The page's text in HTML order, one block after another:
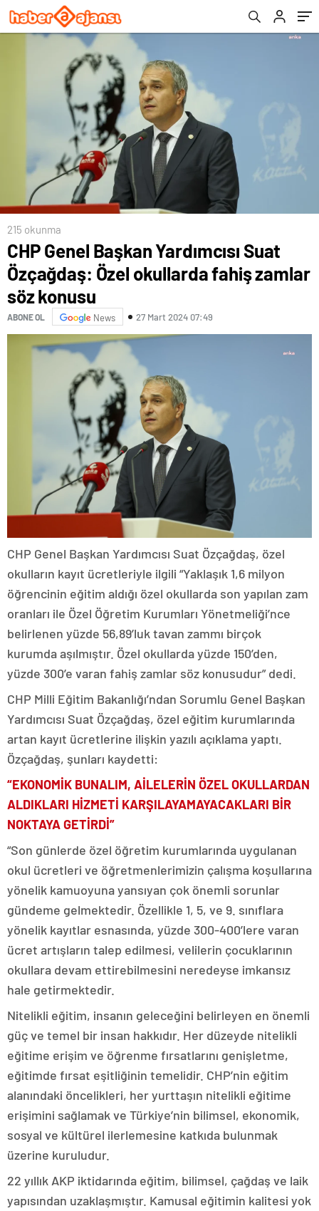
konusu
215 okunma
CHP Genel Başkan Yardımcısı Suat
Özçağdaş: Özel okullarda fahiş zamlar
söz konusu
ABONE OL News 27 Mart 2024 07:49
CHP Genel Başkan Yardımcısı Suat Özçağdaş, özel
okulların kayıt ücretleriyle ilgili “Yaklaşık 1,6 milyon
öğrencinin eğitim aldığı özel okullarda son yapılan zam
oranları ile Özel Öğretim Kurumları Yönetmeliği’nce
belirlenen yüzde 56,89’luk tavan zammı birçok
kurumda aşılmıştır. Özel okullarda yüzde 150’den,
yüzde 300’e varan fahiş zamlar söz konusudur” dedi.
CHP Milli Eğitim Bakanlığı’ndan Sorumlu Genel Başkan
Yardımcısı Suat Özçağdaş, özel eğitim kurumlarında
artan kayıt ücretlerine ilişkin yazılı açıklama yaptı.
Özçağdaş, şunları kaydetti:
“EKONOMİK BUNALIM, AİLELERİN ÖZEL OKULLARDAN
ALDIKLARI HİZMETİ KARŞILAYAMAYACAKLARI BİR
NOKTAYA GETİRDİ”
“Son günlerde özel öğretim kurumlarında uygulanan
okul ücretleri ve öğretmenlerimizin çalışma koşullarına
yönelik kamuoyuna yansıyan çok önemli sorunlar
gündeme gelmektedir. Özellikle 1, 5, ve 9. sınıflara
yönelik kayıtlar esnasında, yüzde 300-400’lere varan
ücret artışların talep edilmesi, velilerin çocuklarının
okullara devam ettirebilmesini neredeyse imkansız
hale getirmektedir.
Nitelikli eğitim, insanın geleceğini belirleyen en önemli
güç ve temel bir insan hakkıdır. Her düzeyde nitelikli
eğitime erişim ve öğrenme fırsatlarını genişletme,
eğitimde fırsat eşitliğinin temelidir. CHP’nin eğitim
alanındaki öncelikleri, her yurttaşın nitelikli eğitime
erişimini sağlamak ve Türkiye’nin bilimsel, ekonomik,
sosyal ve kültürel ilerlemesine katkıda bulunmak
üzerine kuruludur.
22 yıllık AKP iktidarında eğitim, bilimsel, çağdaş ve laik
yapısından uzaklaşmıştır. Kamusal eğitimin kalitesi yok